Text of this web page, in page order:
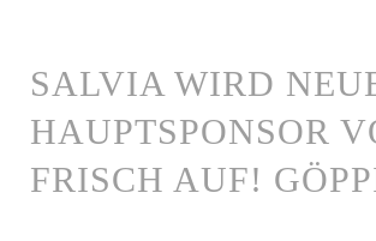
SALVIA WIRD
HAUPTSPONSOR
FRISCH AUF!